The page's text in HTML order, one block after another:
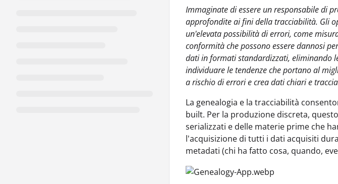
Immaginate di essere un responsabile di
approfondite ai fini della tracciabilità. Gli
un'elevata possibilità di errori, come
conformità che possono essere dannosi
dati in formati standardizzati, eliminando
individuare le tendenze che portano al
a rischio di errori e crea dati chiari e
La genealogia e la tracciabilità
built. Per la produzione discreta,
serializzati e delle materie prime che
l'acquisizione di tutti i dati acquisiti
metadati (chi ha fatto cosa, quando,